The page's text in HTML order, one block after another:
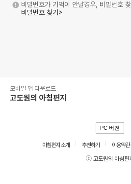
비밀번호가 기억이 안날경우, 비밀번호
비밀번호 찾기>
모바일 앱 다운로드
고도원의 아침편지
PC 버전
아침편지 소개 추천하기 이용약관
ⓒ 고도원의 아침편